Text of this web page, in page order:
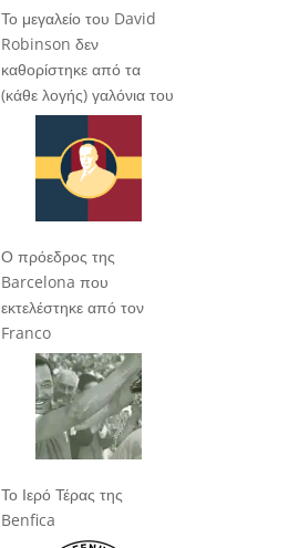
Το μεγαλείο του David
Robinson δεν
καθορίστηκε από τα
(κάθε λογής) γαλόνια του
Ο πρόεδρος της
Barcelona που
εκτελέστηκε από τον
Franco
Το Ιερό Τέρας της
Benfica